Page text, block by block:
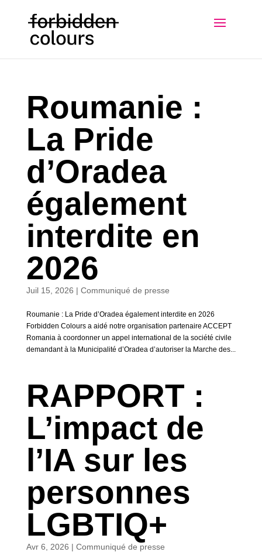
Roumanie :
La Pride
d’Oradea
également
interdite en
2026
Juil 15, 2026 | Communiqué de presse
Roumanie : La Pride d’Oradea également interdite en 2026
Forbidden Colours a aidé notre organisation partenaire ACCEPT
Romania à coordonner un appel international de la société civile
demandant à la Municipalité d’Oradea d’autoriser la Marche des...
RAPPORT :
L’impact de
l’IA sur les
personnes
LGBTIQ+
Avr 6, 2026 | Communiqué de presse